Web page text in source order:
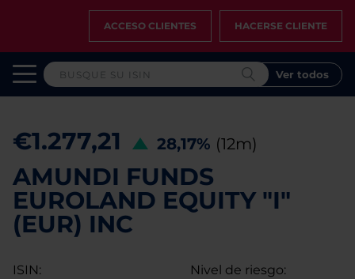
ACCESO CLIENTES HACERSE CLIENTE
Ver todos
€1.277,21 28,17% (12m)
AMUNDI FUNDS
EUROLAND EQUITY "I"
(EUR) INC
ISIN: Nivel de riesgo: